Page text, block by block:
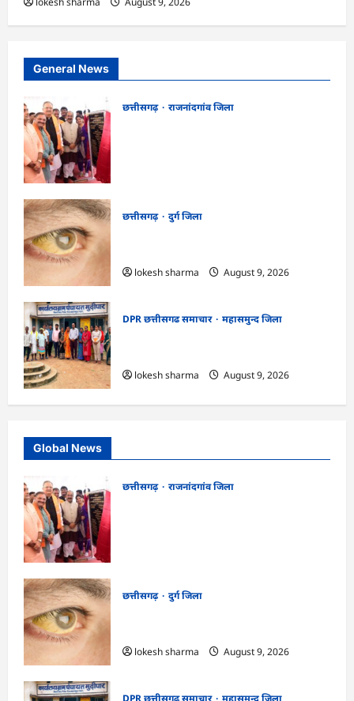
General News
छत्तीसगढ़
राजनांदगांव जिला
छत्तीसगढ़
दुर्ग जिला
lokesh sharma
August 9, 2026
DPR छत्तीसगढ समाचार
महासमुन्द जिला
lokesh sharma
August 9, 2026
Global News
छत्तीसगढ़
राजनांदगांव जिला
छत्तीसगढ़
दुर्ग जिला
lokesh sharma
August 9, 2026
DPR छत्तीसगढ समाचार
महासमुन्द जिला